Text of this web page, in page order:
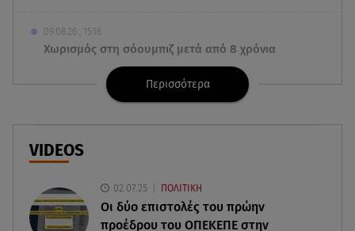
09.08.26 , 15:16
Χωρισμός στη σόουμπιζ μετά από 8 χρόνια
γάμου - Η ανακοίνωση
Τουρισμός για Όλους 2026-2027: Ποια ΑΦΜ
Πινακίδες κυκλοφορίας με λίγα κλικ - Τέλος οι
καθυστερήσεις
Περισσότερα
VIDEOS
02.07.25 ΠΟΛΙΤΙΚΗ
Οι δύο επιστολές του πρώην
προέδρου του ΟΠΕΚΕΠE στην